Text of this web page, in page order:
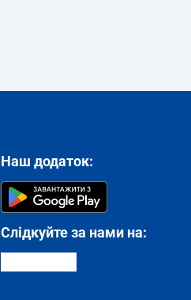
Наш додаток:
Слідкуйте за нами на: